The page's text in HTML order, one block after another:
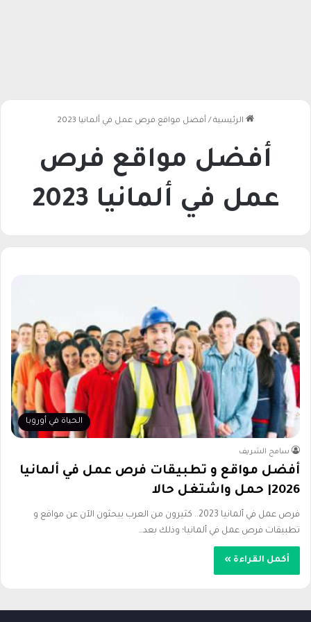
الرئيسية / أفضل مواقع فرص عمل في ألمانيا 2023
أفضل مواقع فرص
عمل في ألمانيا 2023
الحياة في أوروبا
سامح الشريف
أفضل مواقع و تطبيقات فرص عمل في ألمانيا
2026| حمل واشتغل حالا
فرص عمل في ألمانيا 2023.. كثيرون من العرب يبحثون الآن عن مواقع و
تطبيقات فرص عمل في ألمانيا؛ وذلك بعد…
أكمل القراءة »